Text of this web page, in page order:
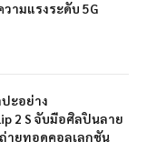
ามแรงระดับ 5G
ะอย่าง
2 S จับมือศิลปินลาย
ายทอดคอลเลกชัน